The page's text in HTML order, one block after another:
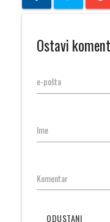
Ostavi
e-pošta
Ime
Komentar
ODUSTANI